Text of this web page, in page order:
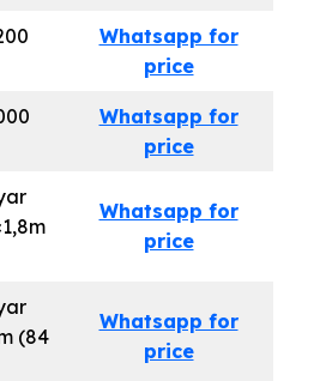
Whatsapp for
price
Whatsapp for
price
Whatsapp for
price
(84
Whatsapp for
price